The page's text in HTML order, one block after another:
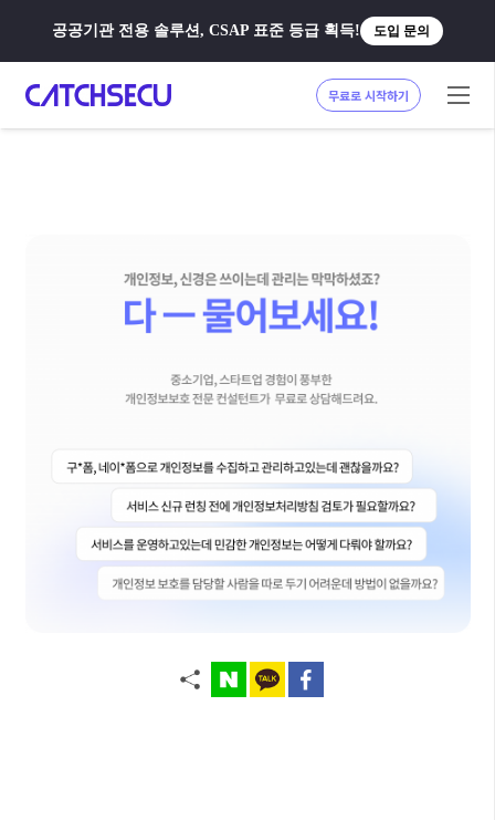
공공기관 전용 솔루션, CSAP 표준 등급 획득! 도입 문의
무료로 시작하기